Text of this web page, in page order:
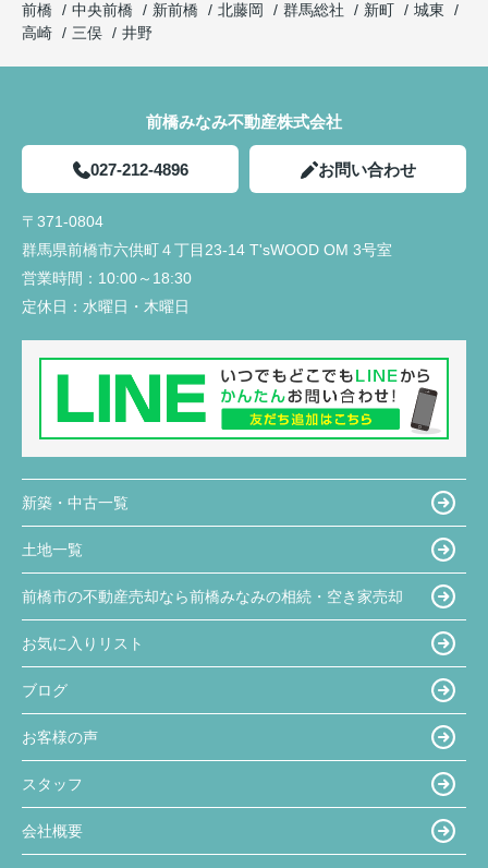
前橋
中央前橋 新前橋 北藤岡 群馬総社 新町
城東
高崎
三俣 井野
前橋みなみ不動産株式会社
027-212-4896 お問い合わせ
〒371-0804
群馬県前橋市六供町４丁目23‐14 T'sWOOD OM 3号室
営業時間： 10:00～18:30
定休日： 水曜日・木曜日
新築・中古一覧
土地一覧
前橋市の不動産売却なら前橋みなみの相続・空き家売却
お気に入りリスト
ブログ
お客様の声
スタッフ
会社概要